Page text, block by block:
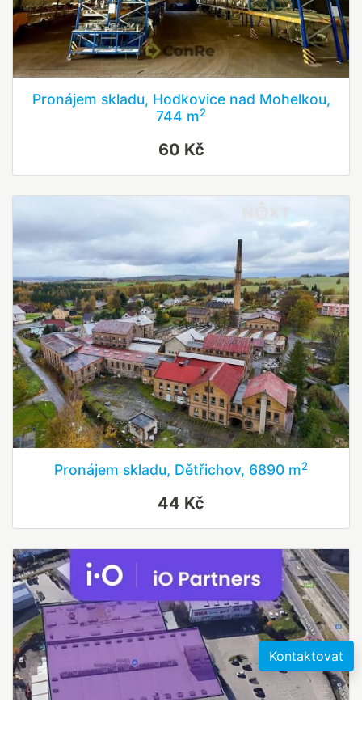
Pronájem skladu, Hodkovice nad Mohelkou,
744 m2
60 Kč
Pronájem skladu, Dětřichov, 6890 m2
44 Kč
Kontaktovat